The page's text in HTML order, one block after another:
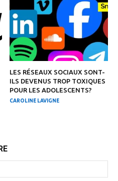
LES RÉSEAUX SOCIAUX SONT-
ILS DEVENUS TROP TOXIQUES
POUR LES ADOLESCENTS?
CAROLINE LAVIGNE
: